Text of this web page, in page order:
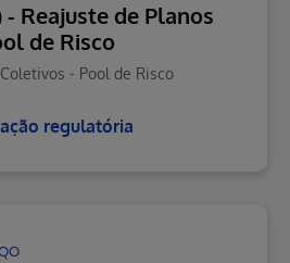
- Reajuste de Planos
de Risco
- Pool de Risco
regulatória